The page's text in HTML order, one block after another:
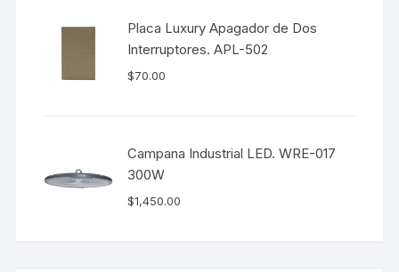
Placa Luxury Apagador de Dos
Interruptores. APL-502
$70.00
Campana Industrial LED. WRE-017
300W
$1,450.00